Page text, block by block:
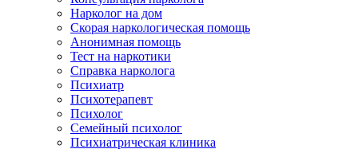
Нарколог на дом
Скорая наркологическая помощь
Анонимная помощь
Тест на наркотики
Справка нарколога
Психиатр
Психотерапевт
Психолог
Семейный психолог
Психиатрическая клиника